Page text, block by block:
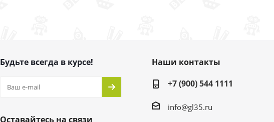
Будьте всегда в курсе!
Оставайтесь на связи
Наши контакты
+7 (900) 544 1111
info@gl35.ru